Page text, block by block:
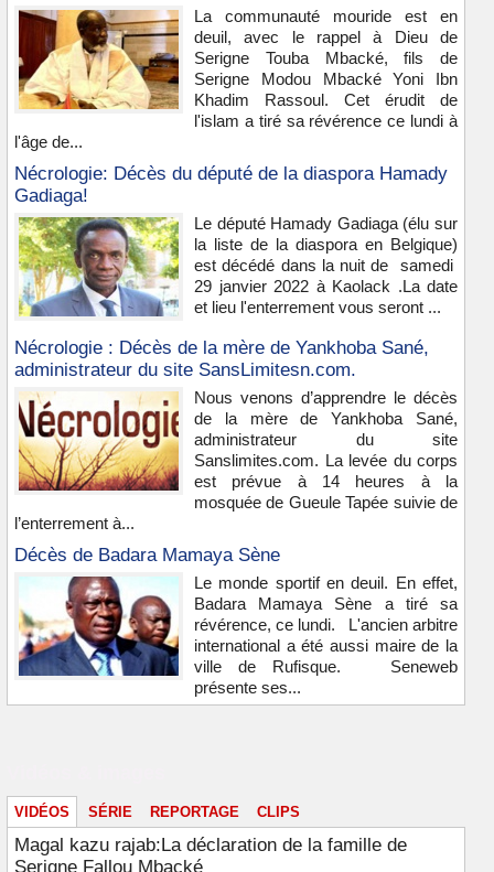
La communauté mouride est en
deuil, avec le rappel à Dieu de
Serigne Touba Mbacké, fils de
Serigne Modou Mbacké Yoni Ibn
Khadim Rassoul. Cet érudit de
l'islam a tiré sa révérence ce lundi à
l'âge de...
Nécrologie: Décès du député de la diaspora Hamady
Gadiaga!
Le député Hamady Gadiaga (élu sur
la liste de la diaspora en Belgique)
est décédé dans la nuit de samedi
29 janvier 2022 à Kaolack .La date
et lieu l'enterrement vous seront ...
Nécrologie : Décès de la mère de Yankhoba Sané,
administrateur du site SansLimitesn.com.
Nous venons d’apprendre le décès
de la mère de Yankhoba Sané,
administrateur du site
Sanslimites.com. La levée du corps
est prévue à 14 heures à la
mosquée de Gueule Tapée suivie de
l’enterrement à...
Décès de Badara Mamaya Sène
Le monde sportif en deuil. En effet,
Badara Mamaya Sène a tiré sa
révérence, ce lundi. L'ancien arbitre
international a été aussi maire de la
ville de Rufisque. Seneweb
présente ses...
VIDÉOS SÉRIE REPORTAGE CLIPS
Magal kazu rajab:La déclaration de la famille de
Serigne Fallou Mbacké